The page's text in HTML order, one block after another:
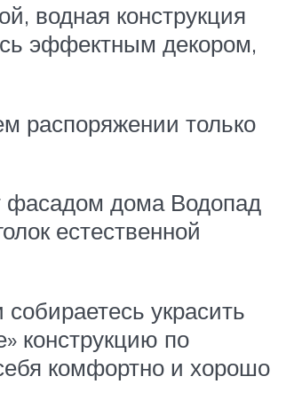
водная конструкция
эффектным декором,
распоряжении только
фасадом дома Водопад
естественной
украсить
конструкцию по
комфортно и хорошо